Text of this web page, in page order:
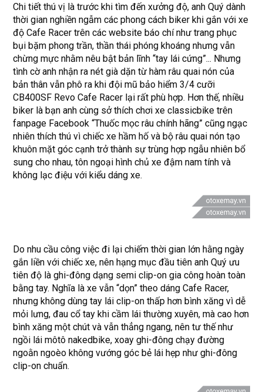
Chi tiết thú vị là trước khi tìm đến xưởng độ, anh Quý dành
thời gian nghiền ngẫm các phong cách biker khi gắn với xe
độ Cafe Racer trên các website báo chí như trang phục
bụi bặm phong trần, thần thái phóng khoáng nhưng vẫn
chừng mực nhằm nêu bật bản lĩnh “tay lái cứng”... Nhưng
tình cờ anh nhận ra nét già dặn từ hàm râu quai nón của
bản thân vẫn phô ra khi đội mũ bảo hiểm 3/4 cưỡi
CB400SF Revo Cafe Racer lại rất phù hợp. Hơn thế, nhiều
biker là bạn anh cùng sở thích chơi xe classicbike trên
fanpage Facebook “Thuốc mọc râu chính hãng” cũng ngạc
nhiên thích thú vì chiếc xe hầm hố và bộ râu quai nón tạo
khuôn mặt góc cạnh trở thành sự trùng hợp ngẫu nhiên bổ
sung cho nhau, tôn ngoại hình chủ xe đậm nam tính và
không lạc điệu với kiểu dáng xe.
Do nhu cầu công việc đi lại chiếm thời gian lớn hằng ngày
gắn liền với chiếc xe, nên hạng mục đầu tiên anh Quý ưu
tiên độ là ghi-đông dạng semi clip-on gia công hoàn toàn
bằng tay. Nghĩa là xe vẫn “dọn” theo dáng Cafe Racer,
nhưng không dùng tay lái clip-on thấp hơn bình xăng vì dễ
mỏi lưng, đau cổ tay khi cầm lái thường xuyên, mà cao hơn
bình xăng một chút và vẫn thẳng ngang, nên tư thế như
ngồi lái môtô nakedbike, xoay ghi-đông chạy đường
ngoằn ngoèo không vướng góc bẻ lái hẹp như ghi-đông
clip-on chuẩn.